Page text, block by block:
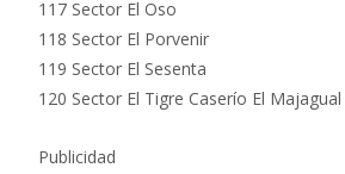
117 Sector El Oso
118 Sector El Porvenir
119 Sector El Sesenta
120 Sector El Tigre Caserío El Majagual
Publicidad